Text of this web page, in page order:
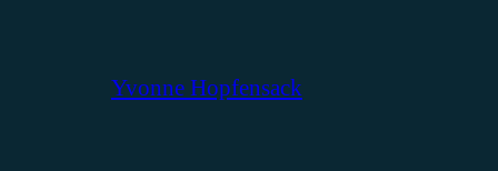
Yvonne Hopfensack